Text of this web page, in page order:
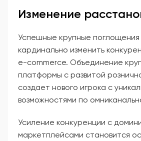
Изменение
Успешные крупные поглощения
кардинально изменить
e-commerce. Объединение
платформы с развитой
создает нового игрока с
возможностями по
Усиление конкуренции с
маркетплейсами становится